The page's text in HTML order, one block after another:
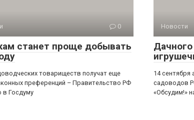
0
станет проще добывать
товариществ получат еще
преференций – Правительство РФ
в Госдуму
Новости
14 сентября
садоводов
«Обсудим!»